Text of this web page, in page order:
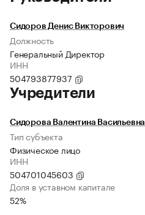
Сидоров Денис Викторович
Должность
Генеральный Директор
ИНН
504793877937
Учредители
Сидорова Валентина Васильевна
Тип субъекта
Физическое лицо
ИНН
504701045603
Доля в уставном капитале
52%